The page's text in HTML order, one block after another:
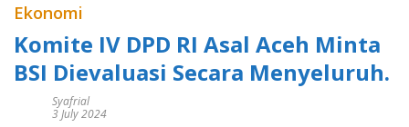
Ekonomi
Komite IV DPD RI Asal Aceh Minta
BSI Dievaluasi Secara Menyeluruh.
Syafrial
3 July 2024